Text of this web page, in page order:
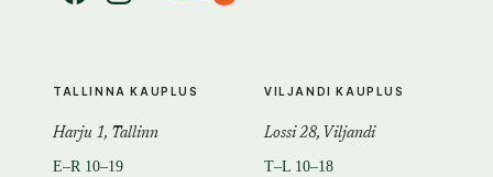
TALLINNA KAUPLUS
Harju 1, Tallinn
E–R 10–19
VILJANDI KAUPLUS
Lossi 28, Viljandi
T–L 10–18